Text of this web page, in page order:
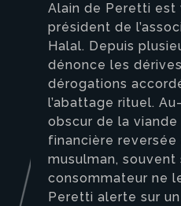
Alain de Peretti est
président de
Halal. Depuis
dénonce les
dérogations
l’abattage rituel.
obscur de la
financière reversée
musulman, souvent
consommateur ne
Peretti alerte sur